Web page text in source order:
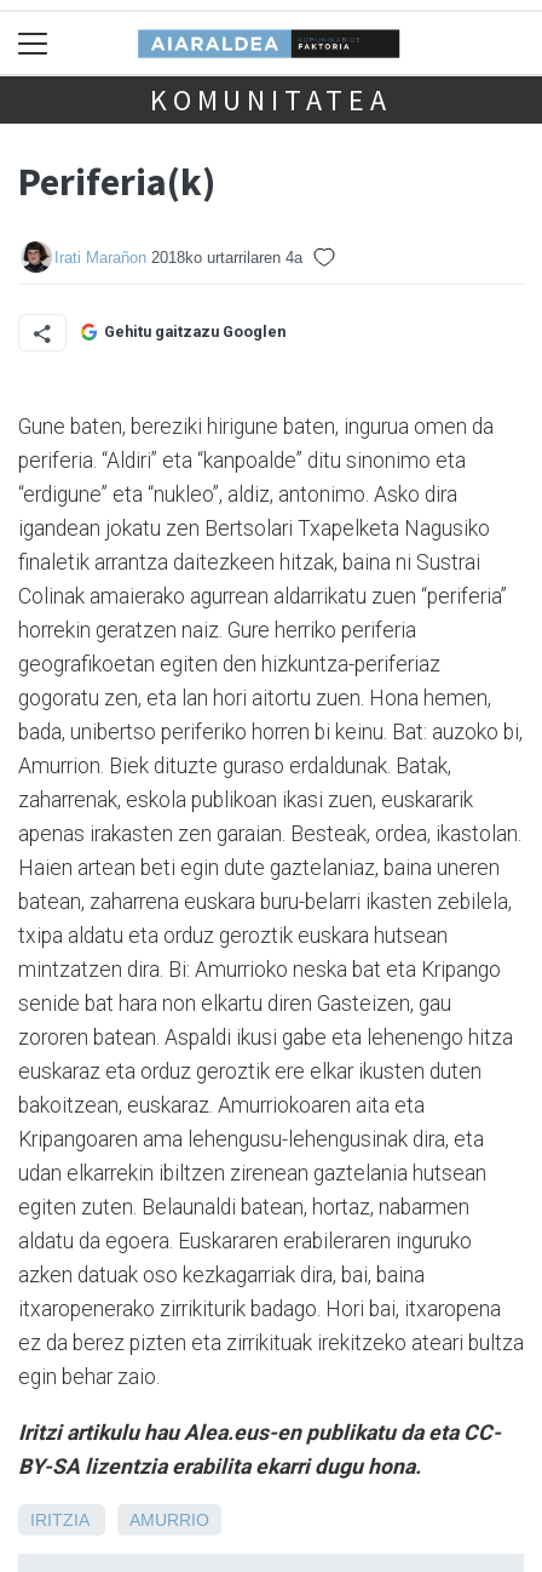
KOMUNITATEA
Periferia(k)
Irati Marañon 2018ko urtarrilaren 4a
Gehitu gaitzazu Googlen
Gune baten, bereziki hirigune baten, ingurua omen da
periferia. “Aldiri” eta “kanpoalde” ditu sinonimo eta
“erdigune” eta “nukleo”, aldiz, antonimo. Asko dira
igandean jokatu zen Bertsolari Txapelketa Nagusiko
finaletik arrantza daitezkeen hitzak, baina ni Sustrai
Colinak amaierako agurrean aldarrikatu zuen “periferia”
horrekin geratzen naiz. Gure herriko periferia
geografikoetan egiten den hizkuntza-periferiaz
gogoratu zen, eta lan hori aitortu zuen. Hona hemen,
bada, unibertso periferiko horren bi keinu. Bat: auzoko bi,
Amurrion. Biek dituzte guraso erdaldunak. Batak,
zaharrenak, eskola publikoan ikasi zuen, euskararik
apenas irakasten zen garaian. Besteak, ordea, ikastolan.
Haien artean beti egin dute gaztelaniaz, baina uneren
batean, zaharrena euskara buru-belarri ikasten zebilela,
txipa aldatu eta orduz geroztik euskara hutsean
mintzatzen dira. Bi: Amurrioko neska bat eta Kripango
senide bat hara non elkartu diren Gasteizen, gau
zororen batean. Aspaldi ikusi gabe eta lehenengo hitza
euskaraz eta orduz geroztik ere elkar ikusten duten
bakoitzean, euskaraz. Amurriokoaren aita eta
Kripangoaren ama lehengusu-lehengusinak dira, eta
udan elkarrekin ibiltzen zirenean gaztelania hutsean
egiten zuten. Belaunaldi batean, hortaz, nabarmen
aldatu da egoera. Euskararen erabileraren inguruko
azken datuak oso kezkagarriak dira, bai, baina
itxaropenerako zirrikiturik badago. Hori bai, itxaropena
ez da berez pizten eta zirrikituak irekitzeko ateari bultza
egin behar zaio.
Iritzi artikulu hau Alea.eus-en publikatu da eta CC-
BY-SA lizentzia erabilita ekarri dugu hona.
IRITZIA AMURRIO